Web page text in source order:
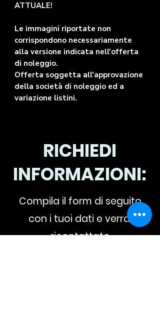
ATTUALE!
Le immagini riportate non
corrispondono necessariamente
alla versione indicata nell'offerta
di noleggio.
Offerta soggetta all'approvazione
della società di noleggio ed a
variazione listini.
RICHIEDI
INFORMAZIONI:
Compila il form di seguito
con i tuoi dati e verrai
ricontattato